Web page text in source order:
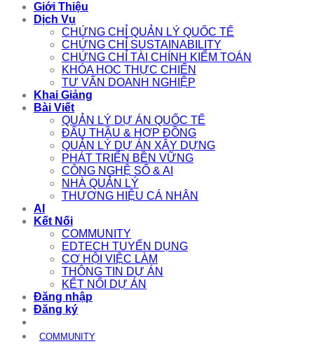
Giới Thiệu
Dịch Vụ
CHỨNG CHỈ QUẢN LÝ QUỐC TẾ
CHỨNG CHỈ SUSTAINABILITY
CHỨNG CHỈ TÀI CHÍNH KIỂM TOÁN
KHÓA HỌC THỰC CHIẾN
TƯ VẤN DOANH NGHIỆP
Khai Giảng
Bài Viết
QUẢN LÝ DỰ ÁN QUỐC TẾ
ĐẤU THẦU & HỢP ĐỒNG
QUẢN LÝ DỰ ÁN XÂY DỰNG
PHÁT TRIỂN BỀN VỮNG
CÔNG NGHỆ SỐ & AI
NHÀ QUẢN LÝ
THƯƠNG HIỆU CÁ NHÂN
AI
Kết Nối
COMMUNITY
EDTECH TUYỂN DỤNG
CƠ HỘI VIỆC LÀM
THÔNG TIN DỰ ÁN
KẾT NỐI DỰ ÁN
Đăng nhập
Đăng ký
COMMUNITY